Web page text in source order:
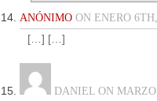
ANÓNIMO ON ENERO
[…] […]
DANIEL ON